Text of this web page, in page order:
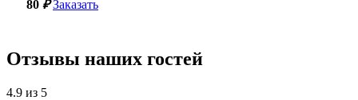
80 ₽ Заказать
Отзывы наших гостей
4.9 из 5